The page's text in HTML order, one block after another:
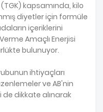
kapsamında, kilo
diyetler için formüle
içeriklerini
Amaçlı Enerjisi
bulunuyor.
ihtiyaçları
ve AB'nin
dikkate alınarak